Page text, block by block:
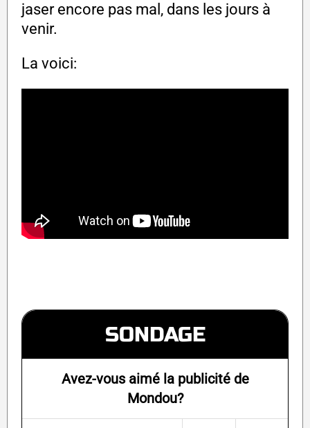
jaser encore pas mal, dans les jours à
venir.
La voici:
SONDAGE
Avez-vous aimé la publicité de
Mondou?